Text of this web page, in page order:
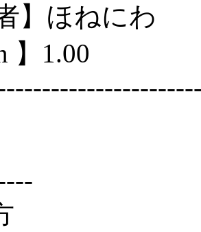
】ほねにわ
】1.00